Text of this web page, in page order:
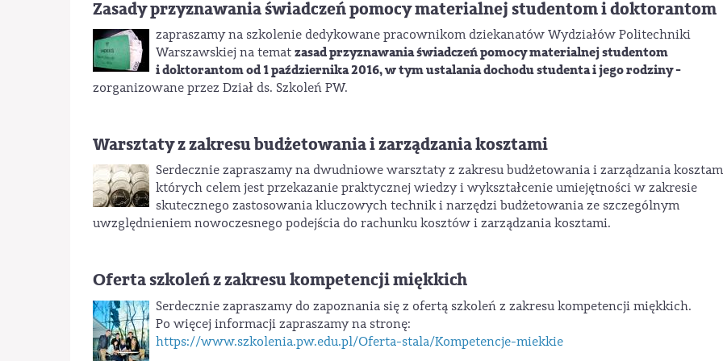
Zasady przyznawania świadczeń pomocy materialnej studentom i doktorantom
zapraszamy na szkolenie dedykowane pracownikom dziekanatów Wydziałów Politechniki
Warszawskiej na temat zasad przyznawania świadczeń pomocy materialnej studentom
i doktorantom od 1 października 2016, w tym ustalania dochodu studenta i jego rodziny -
zorganizowane przez Dział ds. Szkoleń PW.
Warsztaty z zakresu budżetowania i zarządzania kosztami
Serdecznie zapraszamy na dwudniowe warsztaty z zakresu budżetowania i zarządzania
których celem jest przekazanie praktycznej wiedzy i wykształcenie umiejętności w zakresie
skutecznego zastosowania kluczowych technik i narzędzi budżetowania ze szczególnym
uwzględnieniem nowoczesnego podejścia do rachunku kosztów i zarządzania kosztami.
Oferta szkoleń z zakresu kompetencji miękkich
Serdecznie zapraszamy do zapoznania się z ofertą szkoleń z zakresu kompetencji miękkich.
Po więcej informacji zapraszamy na stronę:
https://www.szkolenia.pw.edu.pl/Oferta-stala/Kompetencje-miekkie